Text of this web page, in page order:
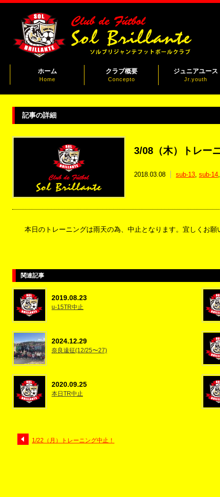
ホーム
Home
クラブ概要
Concepto
ジュニアユース
Jr.youth
記事の詳細
3/08（木）トレー
2018.03.08 sub-13, sub-14
本日のトレーニングは雨天の為、中止となります。宜しくお願
関連記事
2019.08.23
u-15TR中止
2024.12.29
奈良遠征(12/25〜27)
2020.09.25
本日TR中止
1/22（月）トレーニング中止！